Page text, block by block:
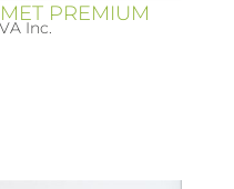
PREMIUM
Inc.